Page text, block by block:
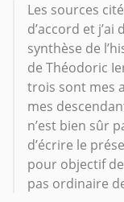
Les sources
d’accord et
synthèse de
de Théodoric
trois sont mes
mes
n’est bien sûr
d’écrire le
pour objectif
pas ordinaire